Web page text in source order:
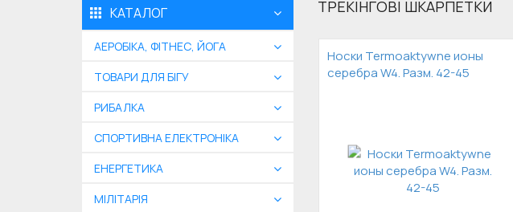
КАТАЛОГ
АЕРОБІКА, ФІТНЕС, ЙОГА
ТОВАРИ ДЛЯ БІГУ
РИБАЛКА
СПОРТИВНА ЕЛЕКТРОНІКА
ЕНЕРГЕТИКА
МІЛІТАРІЯ
ТРЕКІНГОВІ ШКАРПЕТКИ
Носки Termoaktywne ионы
серебра W4. Разм. 42-45